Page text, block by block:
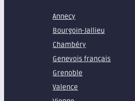
Annecy
Bourgoin-Jallieu
Chambéry
Genevois français
Grenoble
Valence